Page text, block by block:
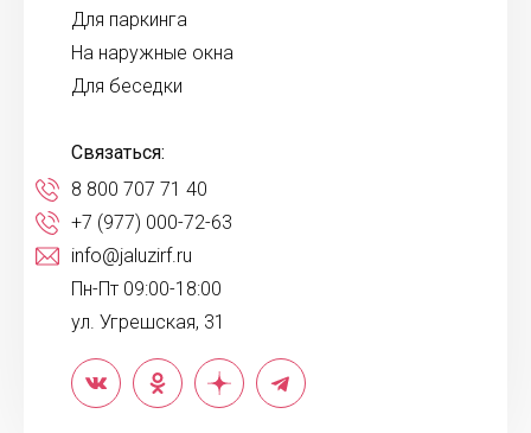
Для паркинга
На наружные окна
Для беседки
Связаться:
8 800 707 71 40
+7 (977) 000-72-63
info@jaluzirf.ru
Пн-Пт 09:00-18:00
ул. Угрешская, 31